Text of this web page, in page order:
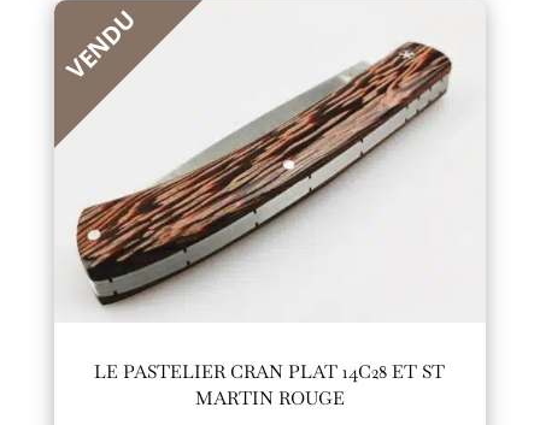
VENDU
LE PASTELIER CRAN PLAT 14C28 ET ST
MARTIN ROUGE